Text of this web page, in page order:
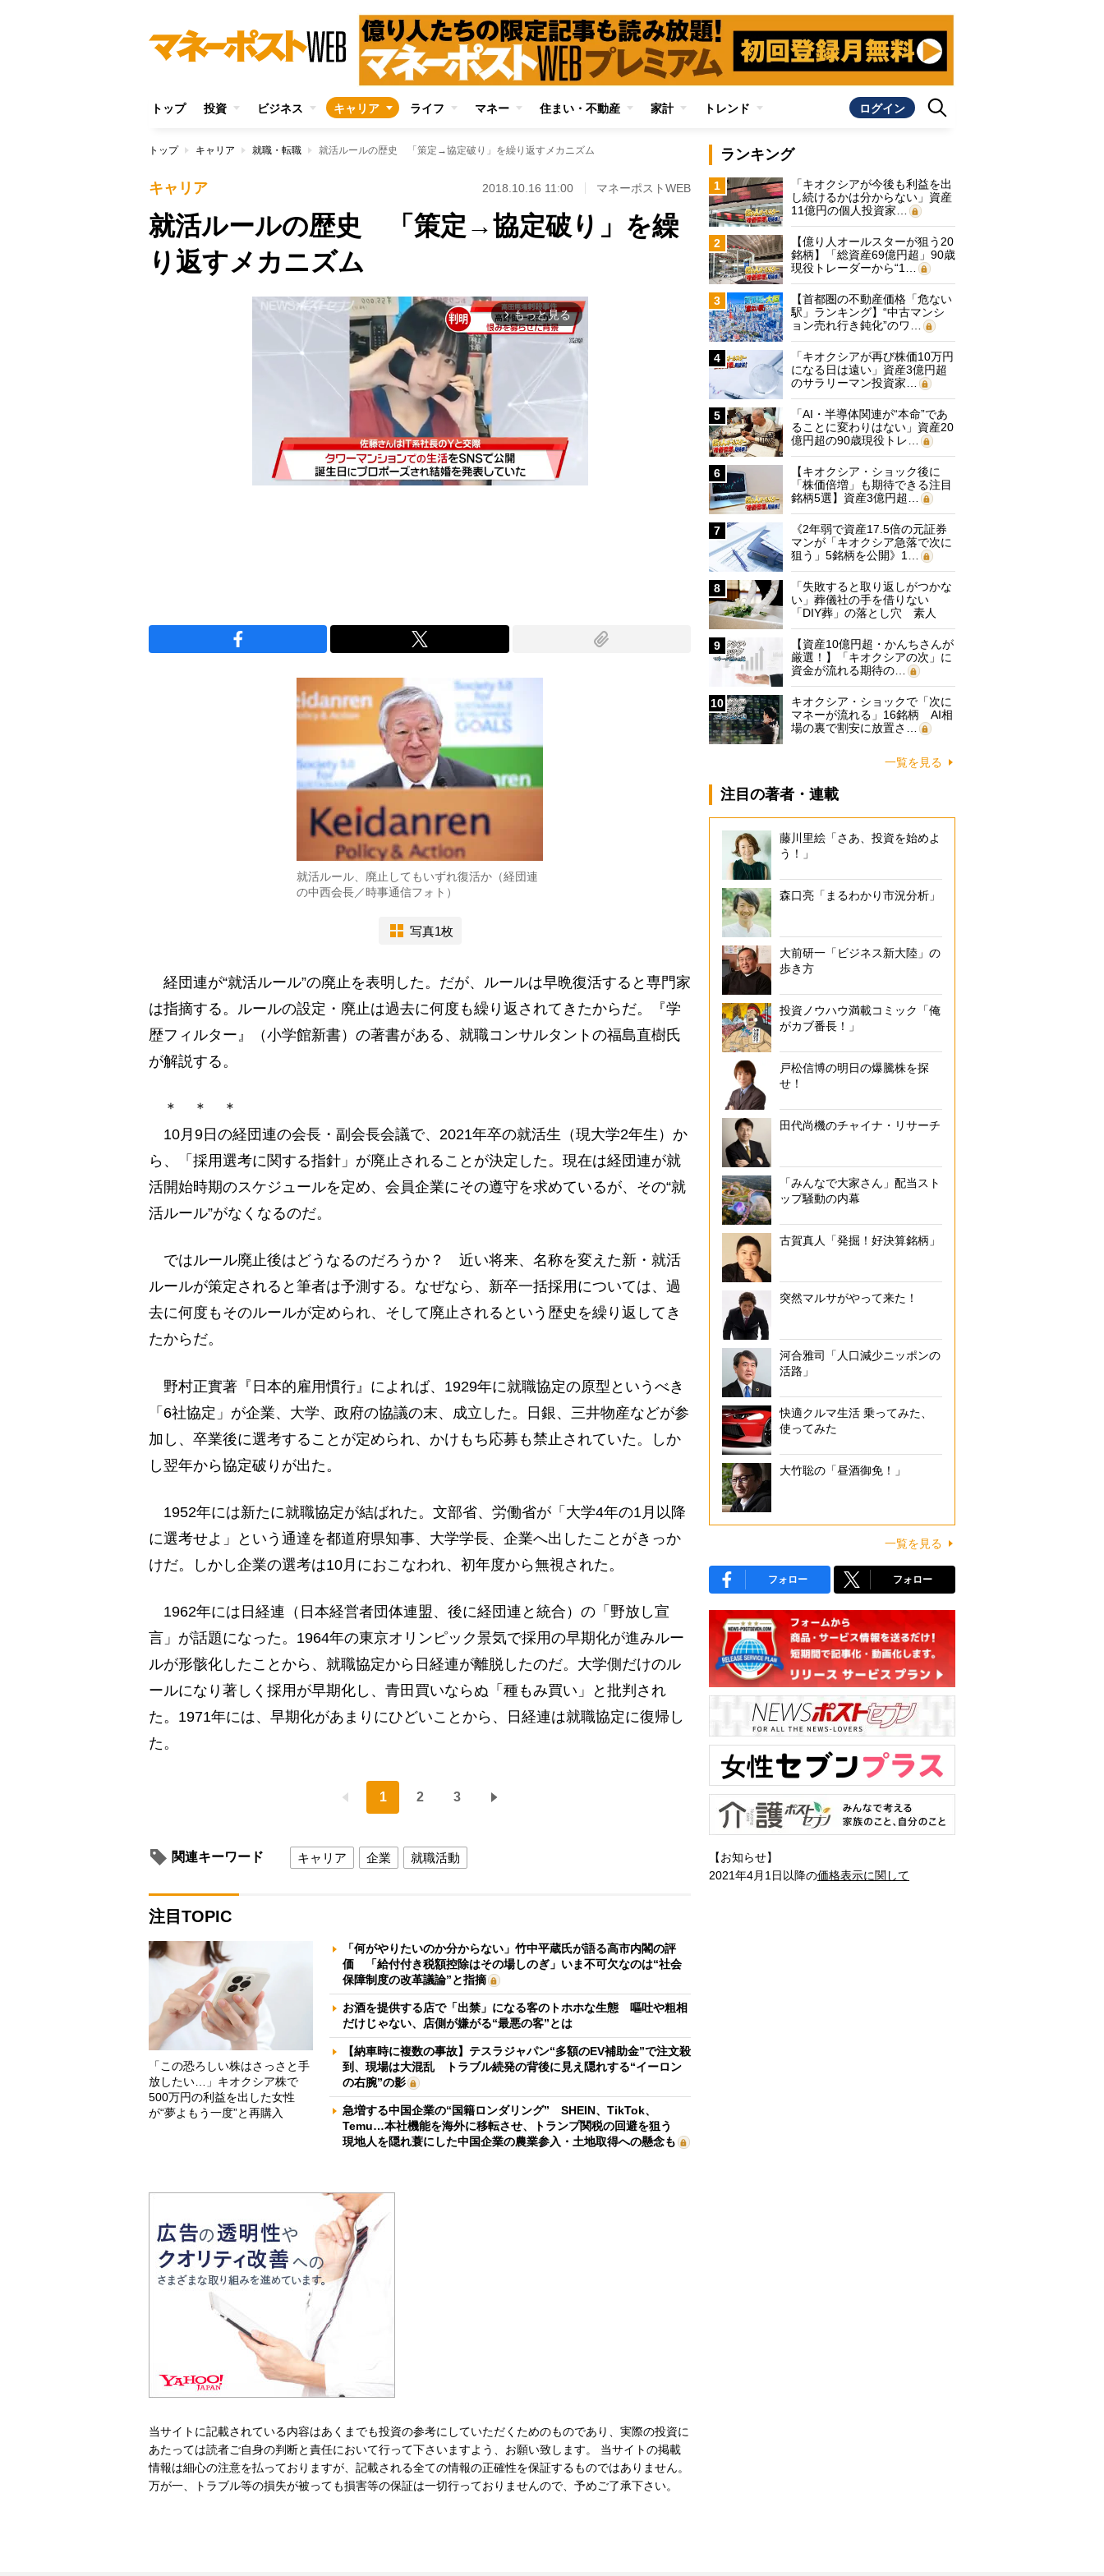
トップ 投資 ビジネス キャリア ライフ マネー 住まい・不動産 家計 トレンド ログイン
トップ キャリア 就職・転職 就活ルールの歴史 「策定→協定破り」を繰り返すメカニズム
キャリア 2018.10.16 11:00 マネーポストWEB
就活ルールの歴史 「策定→協定破り」を繰
り返すメカニズム
arrow_forward_ios もっと見る
就活ルール、廃止してもいずれ復活か（経団連
の中西会長／時事通信フォト）
写真1枚
経団連が“就活ルール”の廃止を表明した。だが、ルールは早晩復活すると専門家
は指摘する。ルールの設定・廃止は過去に何度も繰り返されてきたからだ。『学
歴フィルター』（小学館新書）の著書がある、就職コンサルタントの福島直樹氏
が解説する。
＊ ＊ ＊
10月9日の経団連の会長・副会長会議で、2021年卒の就活生（現大学2年生）か
ら、「採用選考に関する指針」が廃止されることが決定した。現在は経団連が就
活開始時期のスケジュールを定め、会員企業にその遵守を求めているが、その“就
活ルール”がなくなるのだ。
ではルール廃止後はどうなるのだろうか？ 近い将来、名称を変えた新・就活
ルールが策定されると筆者は予測する。なぜなら、新卒一括採用については、過
去に何度もそのルールが定められ、そして廃止されるという歴史を繰り返してき
たからだ。
野村正實著『日本的雇用慣行』によれば、1929年に就職協定の原型というべき
「6社協定」が企業、大学、政府の協議の末、成立した。日銀、三井物産などが参
加し、卒業後に選考することが定められ、かけもち応募も禁止されていた。しか
し翌年から協定破りが出た。
1952年には新たに就職協定が結ばれた。文部省、労働省が「大学4年の1月以降
に選考せよ」という通達を都道府県知事、大学学長、企業へ出したことがきっか
けだ。しかし企業の選考は10月におこなわれ、初年度から無視された。
1962年には日経連（日本経営者団体連盟、後に経団連と統合）の「野放し宣
言」が話題になった。1964年の東京オリンピック景気で採用の早期化が進みルー
ルが形骸化したことから、就職協定から日経連が離脱したのだ。大学側だけのル
ールになり著しく採用が早期化し、青田買いならぬ「種もみ買い」と批判され
た。1971年には、早期化があまりにひどいことから、日経連は就職協定に復帰し
た。
1 2 3
関連キーワード キャリア 企業 就職活動
注目TOPIC
「この恐ろしい株はさっさと手
放したい…」キオクシア株で
500万円の利益を出した女性
が“夢よもう一度”と再購入
「何がやりたいのか分からない」竹中平蔵氏が語る高市内閣の評
価 「給付付き税額控除はその場しのぎ」いま不可欠なのは“社会
保障制度の改革議論”と指摘
お酒を提供する店で「出禁」になる客のトホホな生態 嘔吐や粗相
だけじゃない、店側が嫌がる“最悪の客”とは
【納車時に複数の事故】テスラジャパン“多額のEV補助金”で注文殺
到、現場は大混乱 トラブル続発の背後に見え隠れする“イーロン
の右腕”の影
急増する中国企業の“国籍ロンダリング” SHEIN、TikTok、
Temu…本社機能を海外に移転させ、トランプ関税の回避を狙う
現地人を隠れ蓑にした中国企業の農業参入・土地取得への懸念も
当サイトに記載されている内容はあくまでも投資の参考にしていただくためのものであり、実際の投資に
あたっては読者ご自身の判断と責任において行って下さいますよう、お願い致します。 当サイトの掲載
情報は細心の注意を払っておりますが、記載される全ての情報の正確性を保証するものではありません。
万が一、トラブル等の損失が被っても損害等の保証は一切行っておりませんので、予めご了承下さい。
ランキング
1
「キオクシアが今後も利益を出
し続けるかは分からない」資産
11億円の個人投資家…
2
【億り人オールスターが狙う20
銘柄】「総資産69億円超」90歳
現役トレーダーから“1…
3
【首都圏の不動産価格「危ない
駅」ランキング】“中古マンシ
ョン売れ行き鈍化”のワ…
4
「キオクシアが再び株価10万円
になる日は遠い」資産3億円超
のサラリーマン投資家…
5
「AI・半導体関連が“本命”であ
ることに変わりはない」資産20
億円超の90歳現役トレ…
6
【キオクシア・ショック後に
「株価倍増」も期待できる注目
銘柄5選】資産3億円超…
7
《2年弱で資産17.5倍の元証券
マンが「キオクシア急落で次に
狙う」5銘柄を公開》1…
8
「失敗すると取り返しがつかな
い」葬儀社の手を借りない
「DIY葬」の落とし穴 素人
に…
9
【資産10億円超・かんちさんが
厳選！】「キオクシアの次」に
資金が流れる期待の…
10
キオクシア・ショックで「次に
マネーが流れる」16銘柄 AI相
場の裏で割安に放置さ…
一覧を見る
注目の著者・連載
藤川里絵「さあ、投資を始めよ
う！」
森口亮「まるわかり市況分析」
大前研一「ビジネス新大陸」の
歩き方
投資ノウハウ満載コミック「俺
がカブ番長！」
戸松信博の明日の爆騰株を探
せ！
田代尚機のチャイナ・リサーチ
「みんなで大家さん」配当スト
ップ騒動の内幕
古賀真人「発掘！好決算銘柄」
突然マルサがやって来た！
河合雅司「人口減少ニッポンの
活路」
快適クルマ生活 乗ってみた、
使ってみた
大竹聡の「昼酒御免！」
一覧を見る
フォロー フォロー
【お知らせ】
2021年4月1日以降の価格表示に関して